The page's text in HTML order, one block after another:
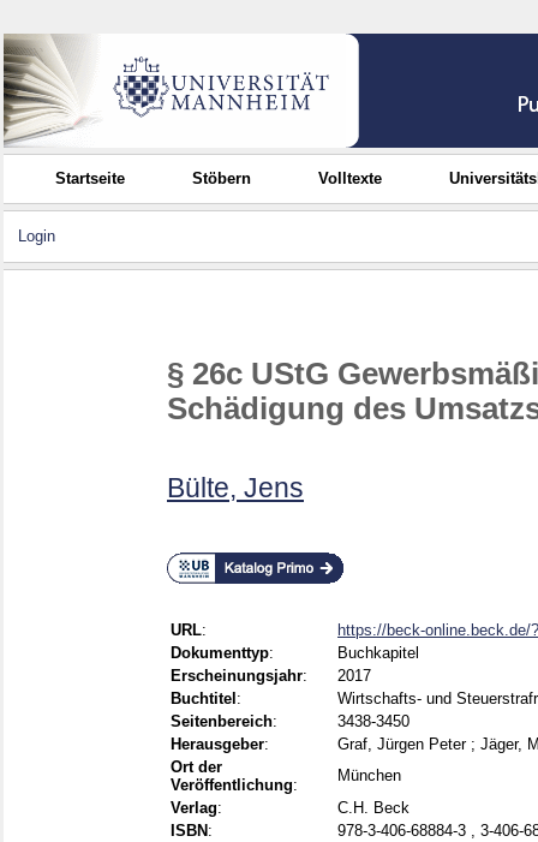
Startseite Stöbern Volltexte
Login
§ 26c UStG
Schädigung des
Bülte, Jens
URL:
https://beck-online.beck.de/
Dokumenttyp:
Buchkapitel
Erscheinungsjahr:
2017
Buchtitel :
Wirtschafts- und
Seitenbereich:
3438-3450
Herausgeber: Graf, Jürgen Peter ; Jäger,
Ort der
Veröffentlichung:
München
Verlag:
C.H. Beck
ISBN :
978-3-406-68884-3 , 3-406-